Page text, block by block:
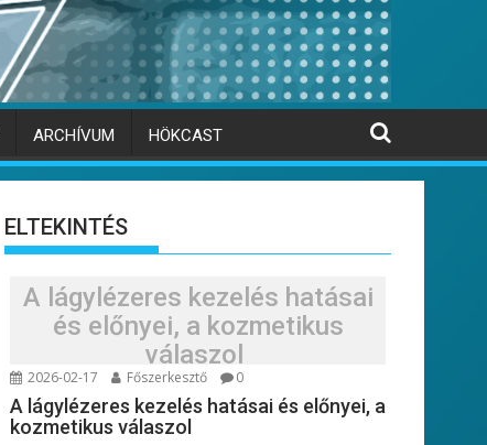
ARCHÍVUM HÖKCAST
ELTEKINTÉS
A lágylézeres kezelés hatásai
és előnyei, a kozmetikus
válaszol
2026-02-17 Főszerkesztő 0
A lágylézeres kezelés hatásai és előnyei, a
kozmetikus válaszol